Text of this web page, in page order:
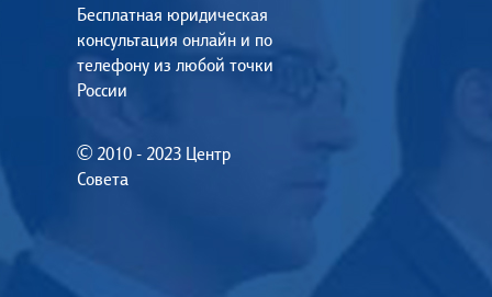
Бесплатная юридическая
консультация онлайн и по
телефону из любой точки
России
© 2010 - 2023 Центр
Совета